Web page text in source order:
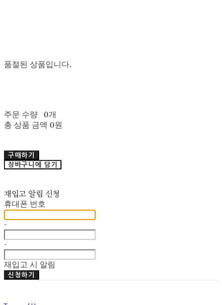
품절된 상품입니다.
주문 수량
0개
총 상품 금액 0원
구매하기
장바구니에 담기
재입고 알림 신청
휴대폰 번호
-
-
재입고 시 알림
신청하기